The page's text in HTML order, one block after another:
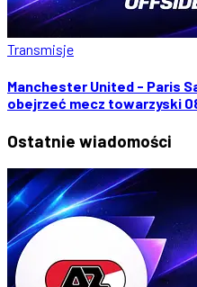
Transmisje
Manchester United - Paris
obejrzeć mecz towarzyski
Ostatnie wiadomości